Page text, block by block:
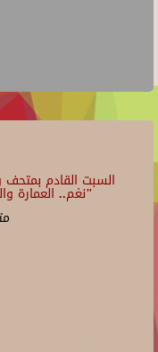
السبت القادم
"نغم.. العمارة